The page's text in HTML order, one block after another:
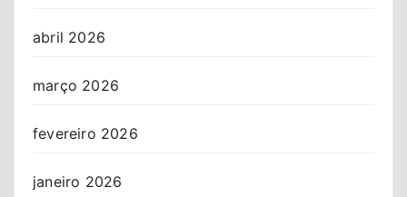
abril 2026
março 2026
fevereiro 2026
janeiro 2026